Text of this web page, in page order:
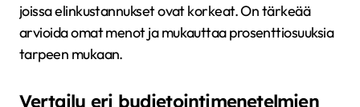
joissa elinkustannukset ovat korkeat. On tärkeää
arvioida omat menot ja mukauttaa prosenttiosuuksia
tarpeen mukaan.
Vertailu eri budjetointimenetelmien